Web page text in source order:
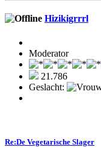
Hizikigrrrl
Moderator
21.786
Geslacht:
Re:De Vegetarische Slager